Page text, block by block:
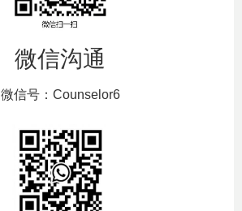
微信沟通
微信号：Counselor6